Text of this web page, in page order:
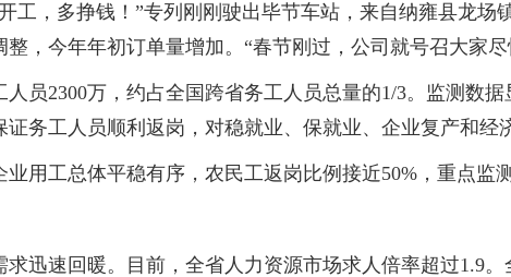
，多挣钱！”专列刚刚驶出毕节车站，来自纳雍县龙场
，今年年初订单量增加。“春节刚过，公司就号召大家尽
2300万，约占全国跨省务工人员总量的1/3。监测数据
务工人员顺利返岗，对稳就业、保就业、企业复产和经
工总体平稳有序，农民工返岗比例接近50%，重点监测
速回暖。目前，全省人力资源市场求人倍率超过1.9。